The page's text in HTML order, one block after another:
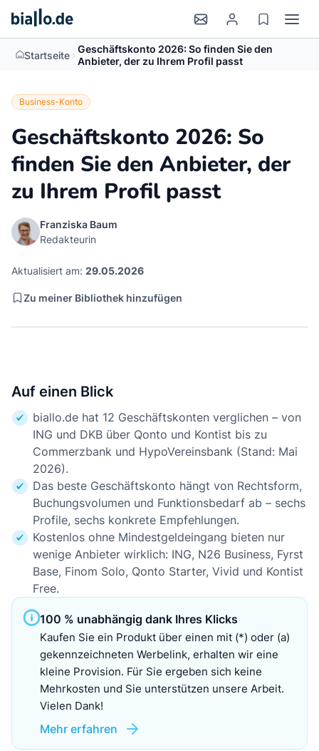
Startseite > Geschäftskonto 2026: So finden Sie den
Anbieter, der zu Ihrem Profil passt
Business-Konto
Geschäftskonto 2026: So
finden Sie den Anbieter, der
zu Ihrem Profil passt
Franziska Baum
Redakteurin
Aktualisiert am: 29.05.2026
Zu meiner Bibliothek hinzufügen
Auf einen Blick
biallo.de hat 12 Geschäftskonten verglichen – von
ING und DKB über Qonto und Kontist bis zu
Commerzbank und HypoVereinsbank (Stand: Mai
2026).
Das beste Geschäftskonto hängt von Rechtsform,
Buchungsvolumen und Funktionsbedarf ab – sechs
Profile, sechs konkrete Empfehlungen.
Kostenlos ohne Mindestgeldeingang bieten nur
wenige Anbieter wirklich: ING, N26 Business, Fyrst
Base, Finom Solo, Qonto Starter, Vivid und Kontist
Free.
100 % unabhängig dank Ihres Klicks
Kaufen Sie ein Produkt über einen mit (*) oder (a)
gekennzeichneten Werbelink, erhalten wir eine
kleine Provision. Für Sie ergeben sich keine
Mehrkosten und Sie unterstützen unsere Arbeit.
Vielen Dank!
Mehr erfahren